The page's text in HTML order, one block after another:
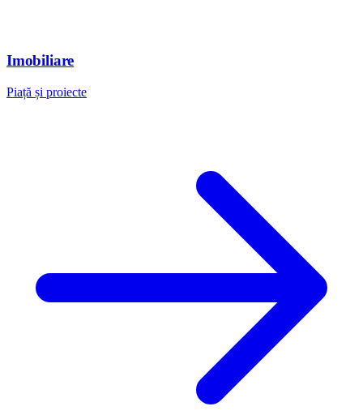
Imobiliare
Piață și proiecte